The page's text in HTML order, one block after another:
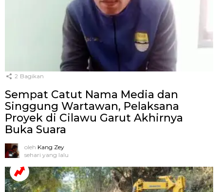
2 Bagikan
Sempat Catut Nama Media dan
Singgung Wartawan, Pelaksana
Proyek di Cilawu Garut Akhirnya
Buka Suara
oleh Kang Zey
sehari yang lalu